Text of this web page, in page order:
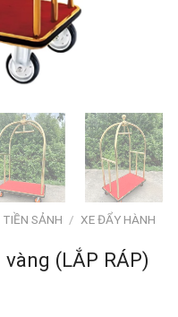
SẢNH / XE ĐẨY HÀNH
(LẮP RÁP)